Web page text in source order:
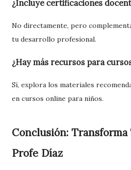
¿Incluye certificaciones
No directamente, pero
tu desarrollo profesional.
¿Hay más recursos para
Sí, explora los materiales
en cursos online para niños.
Conclusión:
Profe Díaz